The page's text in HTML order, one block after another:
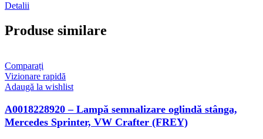
Detalii
Produse similare
Comparați
Vizionare rapidă
Adaugă la wishlist
A0018228920 – Lampă semnalizare oglindă stânga,
Mercedes Sprinter, VW Crafter (FREY)